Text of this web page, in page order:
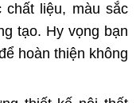
liệu, màu sắc
tạo. Hy vọng bạn
hoàn thiện không